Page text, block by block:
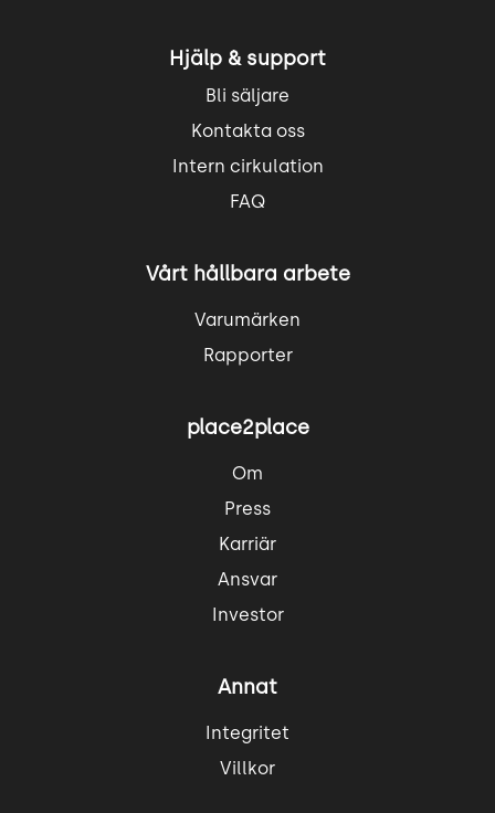
Hjälp & support
Bli säljare
Kontakta oss
Intern cirkulation
FAQ
Vårt hållbara arbete
Varumärken
Rapporter
place2place
Om
Press
Karriär
Ansvar
Investor
Annat
Integritet
Villkor